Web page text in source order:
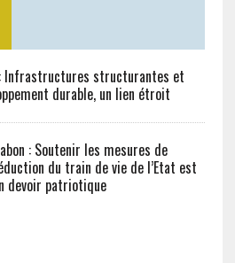
: Infrastructures structurantes et
durable, un lien étroit
: Soutenir les mesures de
du train de vie de l’Etat est
devoir patriotique